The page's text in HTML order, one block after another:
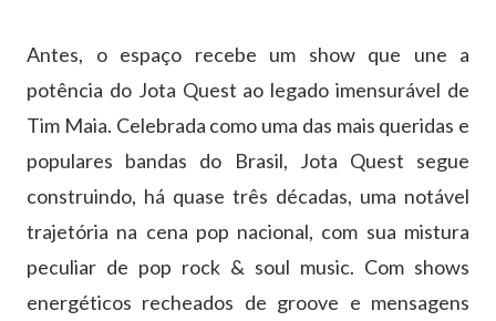
Antes, o espaço recebe um show que une a
potência do Jota Quest ao legado imensurável de
Tim Maia. Celebrada como uma das mais queridas e
populares bandas do Brasil, Jota Quest segue
construindo, há quase três décadas, uma notável
trajetória na cena pop nacional, com sua mistura
peculiar de pop rock & soul music. Com shows
energéticos recheados de groove e mensagens